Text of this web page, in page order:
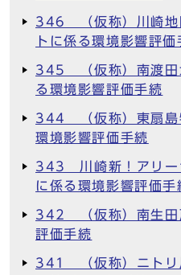
346 （仮称）川崎地
トに係る環境影響評価
345 （仮称）南渡田
る環境影響評価手続
344 （仮称）東扇島
環境影響評価手続
343 川崎新！アリー
に係る環境影響評価手
342 （仮称）南生田
評価手続
341 （仮称）ニトリ